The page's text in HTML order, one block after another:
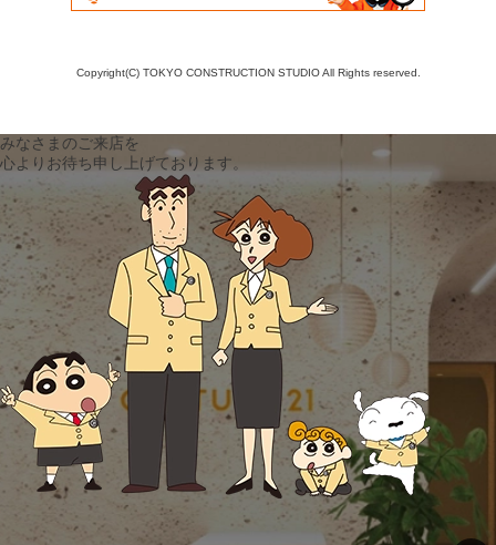
Copyright(C) TOKYO CONSTRUCTION STUDIO All Rights reserved.
みなさまのご来店を
心よりお待ち申し上げております。